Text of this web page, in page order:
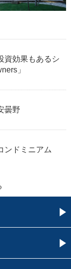
資効果もあるシ
」
曇野
ンドミニアム